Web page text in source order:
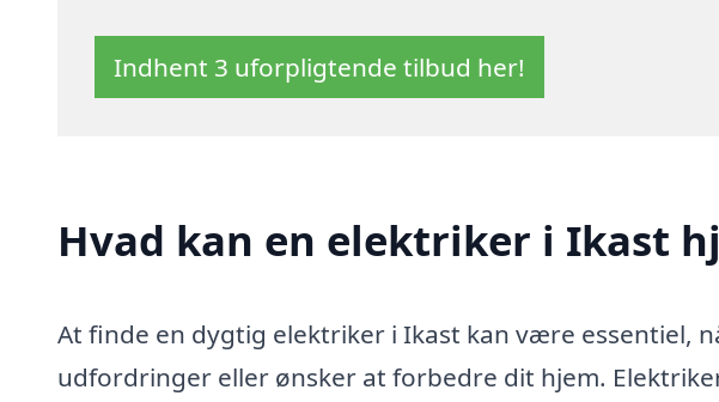
Indhent 3 uforpligtende tilbud her!
Hvad kan en elektriker i Ikast
At finde en dygtig elektriker i Ikast kan være essentiel,
udfordringer eller ønsker at forbedre dit hjem.